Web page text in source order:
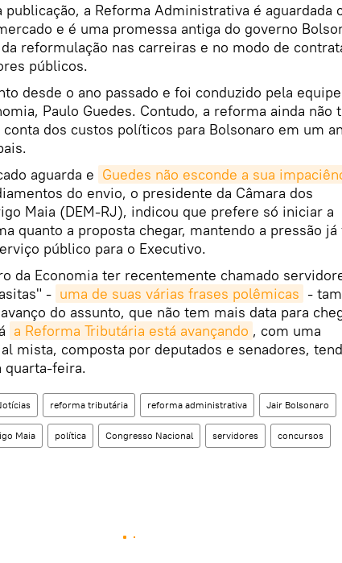
publicação, a Reforma Administrativa é aguardada
e é uma promessa antiga do governo
reformulação nas carreiras e no modo de
públicos.
desde o ano passado e foi conduzido pela
Paulo Guedes. Contudo, a reforma ainda não
dos custos políticos para Bolsonaro em um
aguarda e Guedes não esconde a sua
do envio, o presidente da Câmara dos
Maia (DEM-RJ), indicou que prefere só iniciar a
quanto a proposta chegar, mantendo a pressão já
público para o Executivo.
da Economia ter recentemente chamado
- uma de suas várias frases polêmicas -
do assunto, que não tem mais data para
a Reforma Tributária está avançando , com uma
mista, composta por deputados e senadores,
quarta-feira.
reforma tributária reforma administrativa Jair Bolsonaro
Maia política Congresso Nacional servidores concursos